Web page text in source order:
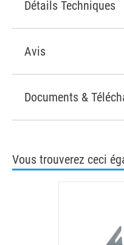
Détails Techniques
Avis
Documents &
Vous trouverez ceci